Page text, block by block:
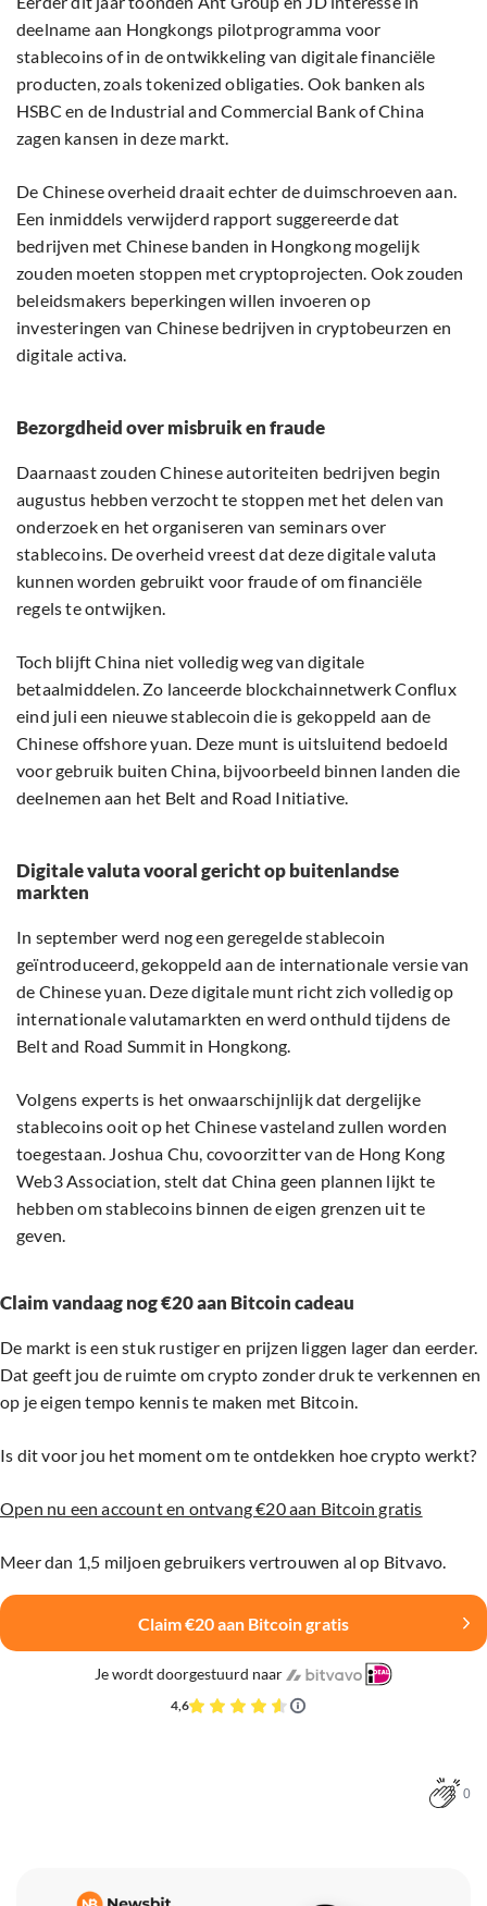
deelname aan Hongkongs pilotprogramma voor
stablecoins of in de ontwikkeling van digitale financiële
producten, zoals tokenized obligaties. Ook banken als
HSBC en de Industrial and Commercial Bank of China
zagen kansen in deze markt.
De Chinese overheid draait echter de duimschroeven aan.
Een inmiddels verwijderd rapport suggereerde dat
bedrijven met Chinese banden in Hongkong mogelijk
zouden moeten stoppen met cryptoprojecten. Ook zouden
beleidsmakers beperkingen willen invoeren op
investeringen van Chinese bedrijven in cryptobeurzen en
digitale activa.
Bezorgdheid over misbruik en fraude
Daarnaast zouden Chinese autoriteiten bedrijven begin
augustus hebben verzocht te stoppen met het delen van
onderzoek en het organiseren van seminars over
stablecoins. De overheid vreest dat deze digitale valuta
kunnen worden gebruikt voor fraude of om financiële
regels te ontwijken.
Toch blijft China niet volledig weg van digitale
betaalmiddelen. Zo lanceerde blockchainnetwerk Conflux
eind juli een nieuwe stablecoin die is gekoppeld aan de
Chinese offshore yuan. Deze munt is uitsluitend bedoeld
voor gebruik buiten China, bijvoorbeeld binnen landen die
deelnemen aan het Belt and Road Initiative.
Digitale valuta vooral gericht op buitenlandse
markten
In september werd nog een geregelde stablecoin
geïntroduceerd, gekoppeld aan de internationale versie van
de Chinese yuan. Deze digitale munt richt zich volledig op
internationale valutamarkten en werd onthuld tijdens de
Belt and Road Summit in Hongkong.
Volgens experts is het onwaarschijnlijk dat dergelijke
stablecoins ooit op het Chinese vasteland zullen worden
toegestaan. Joshua Chu, covoorzitter van de Hong Kong
Web3 Association, stelt dat China geen plannen lijkt te
hebben om stablecoins binnen de eigen grenzen uit te
geven.
Claim vandaag nog €20 aan Bitcoin cadeau
De markt is een stuk rustiger en prijzen liggen lager dan eerder.
Dat geeft jou de ruimte om crypto zonder druk te verkennen en
op je eigen tempo kennis te maken met Bitcoin.
Is dit voor jou het moment om te ontdekken hoe crypto werkt?
Open nu een account en ontvang €20 aan Bitcoin gratis
Meer dan 1,5 miljoen gebruikers vertrouwen al op Bitvavo.
Claim €20 aan Bitcoin gratis
Je wordt doorgestuurd naar
4,6
0